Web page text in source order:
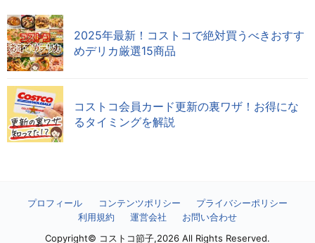
2025年最新！コストコで絶対買うべきおすす
めデリカ厳選15商品
コストコ会員カード更新の裏ワザ！お得にな
るタイミングを解説
プロフィール コンテンツポリシー
プライバシーポリシー
利用規約
運営会社
お問い合わせ
Copyright© コストコ節子,2026 All Rights Reserved.